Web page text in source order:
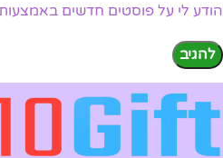
הודע לי על פוסטים חדשים